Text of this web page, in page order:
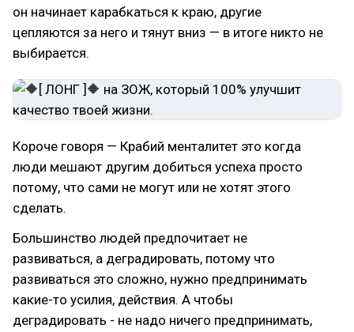
он начинает карабкаться к краю, другие
цепляются за него и тянут вниз — в итоге никто не
выбирается.
Короче говоря — Крабий менталитет это когда
люди мешают другим добиться успеха просто
потому, что сами не могут или не хотят этого
сделать.
Большинство людей предпочитает не
развиваться, а деградировать, потому что
развиваться это сложно, нужно предпринимать
какие-то усилия, действия. А чтобы
деградировать - не надо ничего предпринимать,